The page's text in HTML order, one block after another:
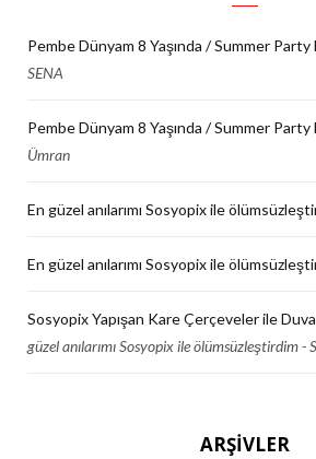
Pembe Dünyam 8 Yaşında / Summer
SENA
Pembe Dünyam 8 Yaşında / Summer
Ümran
En güzel anılarımı Sosyopix ile
En güzel anılarımı Sosyopix ile
Sosyopix Yapışan Kare Çerçeveler ile
güzel anılarımı Sosyopix ile ölümsüzleştirdim -
ARŞIVLER